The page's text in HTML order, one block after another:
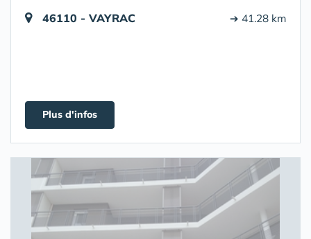
46110 - VAYRAC ➔ 41.28 km
Plus d'infos